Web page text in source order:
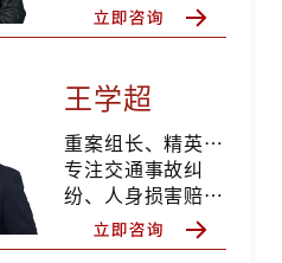
王学超
重案组长、精英律师
专注交通事故纠
纷、人身损害赔
偿、合同纠纷、婚
姻家事等